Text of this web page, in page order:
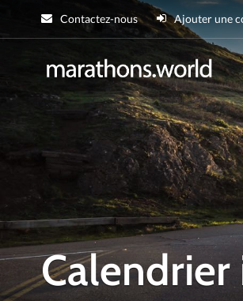
Contactez-nous Ajouter une